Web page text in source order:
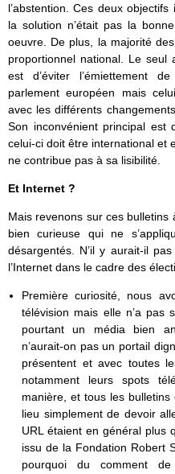
l’abstention. Ces deux
la solution n’était pas la
oeuvre. De plus, la majorité
proportionnel national. Le seul
est d’éviter l’émiettement
parlement européen mais
avec les différents
Son inconvénient principal est
celui-ci doit être international et
ne contribue pas à sa lisibilité.
Et Internet ?
Mais revenons sur ces
bien curieuse qui ne
désargentés. N’il y aurait-il
l’Internet dans le cadre des
Première curiosité, nous
télévision mais elle n’a pas
pourtant un média bien
n’aurait-on pas un portail
présentent et avec toutes
notamment leurs spots
manière, et tous les
lieu simplement de devoir
URL étaient en général
issu de la Fondation Robert
pourquoi du comment